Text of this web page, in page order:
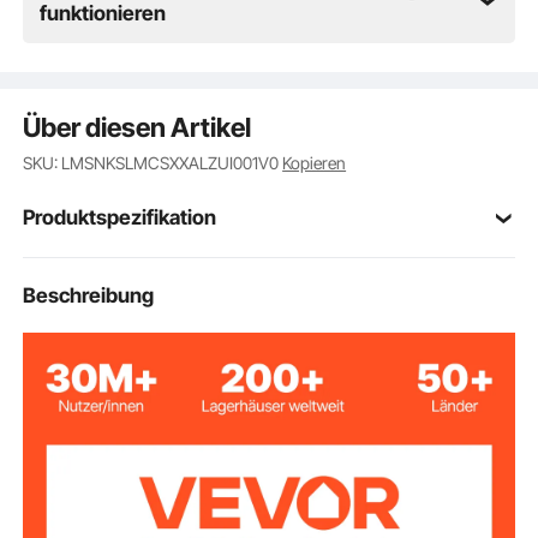
funktionieren
Über diesen Artikel
SKU: LMSNKSLMCSXXALZUI001V0 Kopieren
Produktspezifikation
Artikelmodellnum
mer
Größe XXXL
Artikelmaterial
91,1 % Polyester, 8,9 %
Elastan
Beschreibung